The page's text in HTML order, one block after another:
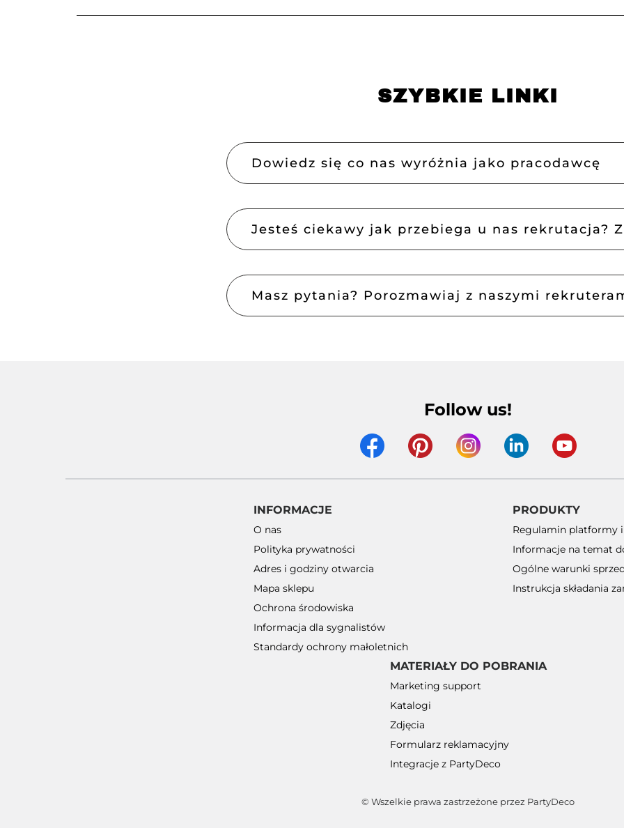
SZYBKIE LINKI
Dowiedz się co nas wyróżnia jako pracodawcę
Jesteś ciekawy jak przebiega u nas rekrutacja?
Masz pytania? Porozmawiaj z naszymi
Follow us!
INFORMACJE
O nas
Polityka prywatności
Adres i godziny otwarcia
Mapa sklepu
Ochrona środowiska
Informacja dla sygnalistów
Standardy ochrony małoletnich
PRODUKTY
Regulamin platformy
Informacje na temat
Ogólne warunki
Instrukcja składania
MATERIAŁY DO POBRANIA
Marketing support
Katalogi
Zdjęcia
Formularz reklamacyjny
Integracje z PartyDeco
© Wszelkie prawa zastrzeżone przez PartyDeco